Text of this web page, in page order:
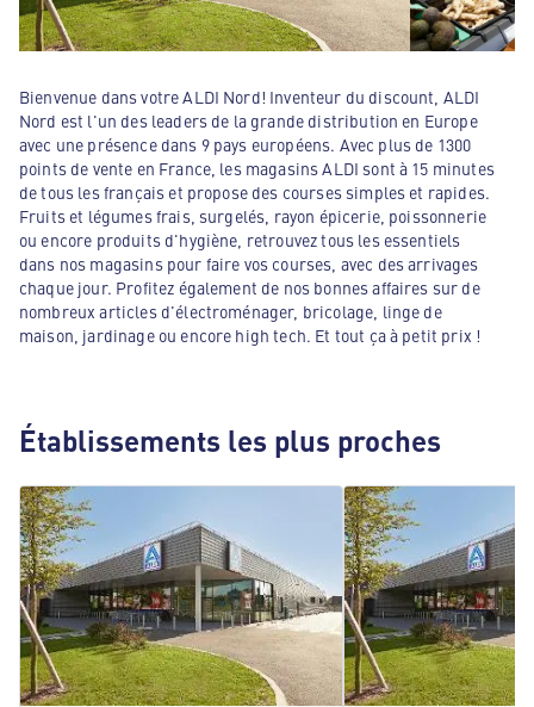
Bienvenue dans votre ALDI Nord! Inventeur du discount, ALDI
Nord est l'un des leaders de la grande distribution en Europe
avec une présence dans 9 pays européens. Avec plus de 1300
points de vente en France, les magasins ALDI sont à 15 minutes
de tous les français et propose des courses simples et rapides.
Fruits et légumes frais, surgelés, rayon épicerie, poissonnerie
ou encore produits d'hygiène, retrouvez tous les essentiels
dans nos magasins pour faire vos courses, avec des arrivages
chaque jour. Profitez également de nos bonnes affaires sur de
nombreux articles d'électroménager, bricolage, linge de
maison, jardinage ou encore high tech. Et tout ça à petit prix !
Établissements les plus proches